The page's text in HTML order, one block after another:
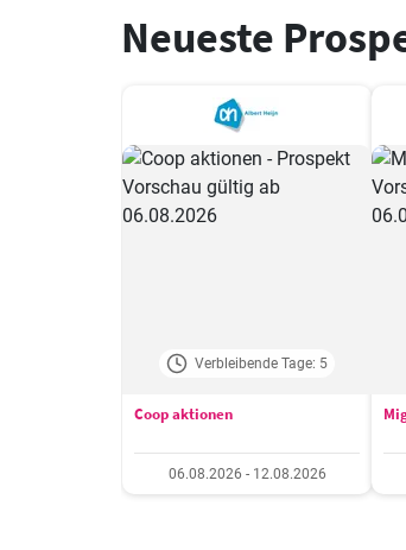
Neueste
Verbleibende Tage: 5
Coop aktionen
06.08.2026 - 12.08.2026